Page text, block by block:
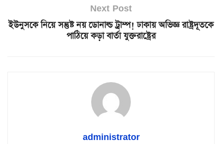
Next Post
ইউনুসকে নিয়ে সন্তুষ্ট নয় ডোনাল্ড ট্রাম্প! ঢাকায় অভিজ্ঞ রাষ্ট্রদূতকে
পাঠিয়ে কড়া বার্তা যুক্তরাষ্ট্রের
administrator